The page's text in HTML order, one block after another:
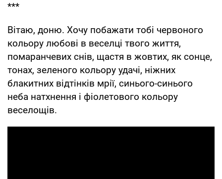
***
Вітаю, доню. Хочу побажати тобі червоного
кольору любові в веселці твого життя,
помаранчевих снів, щастя в жовтих, як сонце,
тонах, зеленого кольору удачі, ніжних
блакитних відтінків мрії, синього-синього
неба натхнення і фіолетового кольору
веселощів.